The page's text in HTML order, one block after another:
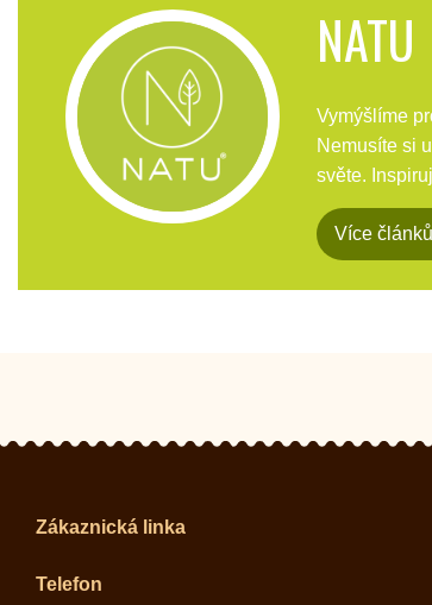
NATU
Vymýšlíme
Nemusíte si
světe.
Více
Zákaznická linka
Telefon